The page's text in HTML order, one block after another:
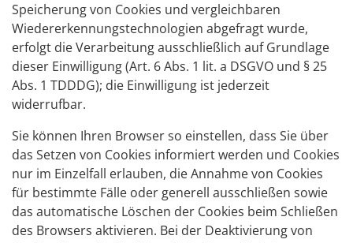
Speicherung von Cookies und vergleichbaren
Wiedererkennungstechnologien abgefragt wurde,
erfolgt die Verarbeitung ausschließlich auf Grundlage
dieser Einwilligung (Art. 6 Abs. 1 lit. a DSGVO und § 25
Abs. 1 TDDDG); die Einwilligung ist jederzeit
widerrufbar.
Sie können Ihren Browser so einstellen, dass Sie über
das Setzen von Cookies informiert werden und Cookies
nur im Einzelfall erlauben, die Annahme von Cookies
für bestimmte Fälle oder generell ausschließen sowie
das automatische Löschen der Cookies beim Schließen
des Browsers aktivieren. Bei der Deaktivierung von